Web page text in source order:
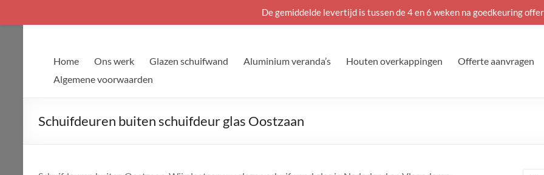
Home Ons werk Glazen schuifwand Aluminium veranda’s Houten overkappingen Offerte aanvragen
Algemene voorwaarden
Schuifdeuren buiten schuifdeur glas Oostzaan
De gemiddelde levertijd is tussen de 4 en 6 weken na goedkeuring